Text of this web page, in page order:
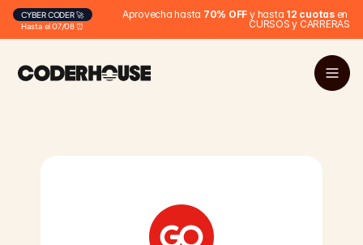
Hasta el 07/08 ⏰
CYBER CODER 🚀 Aprovecha hasta 70% OFF y hasta 12 cuotas en
CURSOS y CARRERAS